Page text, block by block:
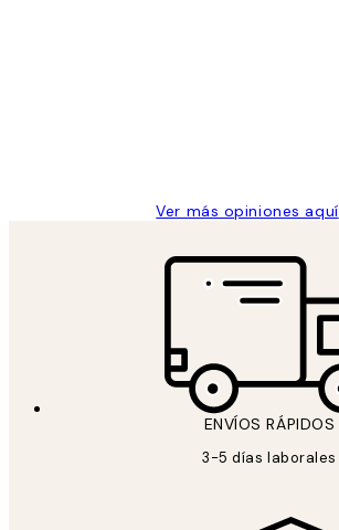
Ver más opiniones aquí
ENVÍOS RÁPIDOS
3-5 días laborales